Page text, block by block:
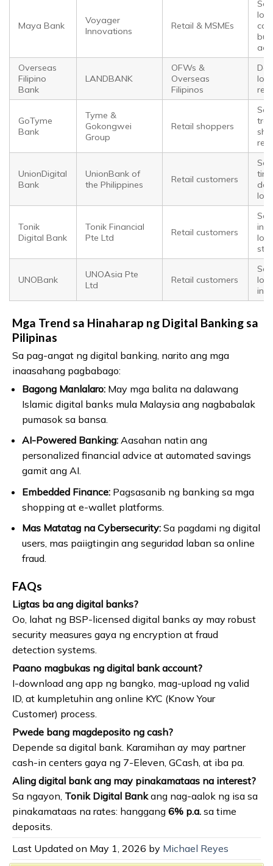
Maya Bank
Voyager
Innovations
Retail & MSMEs
Overseas
Filipino
Bank
LANDBANK
OFWs &
Overseas
Filipinos
GoTyme
Bank
Tyme &
Gokongwei
Group
Retail shoppers
UnionDigital
Bank
UnionBank of
the Philippines
Retail customers
Tonik
Digital Bank
Tonik Financial
Pte Ltd
Retail customers
UNOBank
UNOAsia Pte
Ltd
Retail customers
Mga Trend sa Hinaharap ng Digital Banking sa
Pilipinas
Sa pag-angat ng digital banking, narito ang mga
inaasahang pagbabago:
Bagong Manlalaro:May mga balita na dalawang
Islamic digital banks mula Malaysia ang nagbabalak
pumasok sa bansa.
AI-Powered Banking:Aasahan natin ang
personalized financial advice at automated savings
gamit ang AI.
Embedded Finance:Pagsasanib ng banking sa mga
shopping at e-wallet platforms.
Mas Matatag na Cybersecurity:Sa pagdami ng digital
users, mas paiigtingin ang seguridad laban sa online
fraud.
FAQs
Ligtas ba ang digital banks?
Oo, lahat ng BSP-licensed digital banks ay may robust
security measures gaya ng encryption at fraud
detection systems.
Paano magbukas ng digital bank account?
I-download ang app ng bangko, mag-upload ng valid
ID, at kumpletuhin ang online KYC (Know Your
Customer) process.
Pwede bang magdeposito ng cash?
Depende sa digital bank. Karamihan ay may partner
cash-in centers gaya ng 7-Eleven, GCash, at iba pa.
Aling digital bank ang may pinakamataas na interest?
Sa ngayon, Tonik Digital Bankang nag-aalok ng isa sa
pinakamataas na rates: hanggang 6% p.a. sa time
deposits.
Last Updated on May 1, 2026 by Michael Reyes